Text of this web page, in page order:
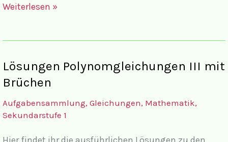
Aufgaben
III
Brüchen
Weiterlesen »
Lösungen Polynomgleichungen III mit
Brüchen
Aufgabensammlung, Gleichungen, Mathematik,
Sekundarstufe 1
Hier findet ihr die ausführlichen Lösungen zu den